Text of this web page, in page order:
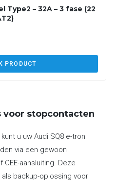
Type2 – 32A – 3 fase (22
PRODUCT
voor stopcontacten
u uw Audi SQ8 e-tron
via een gewoon
aansluiting. Deze
backup-oplossing voor